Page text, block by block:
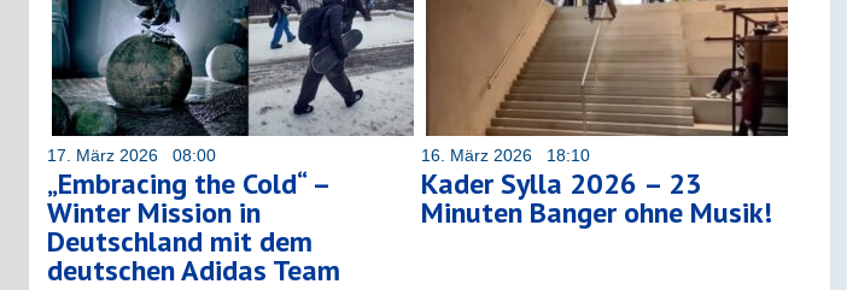
17. März 2026 08:00
„Embracing the Cold“ –
Winter Mission in
Deutschland mit dem
deutschen Adidas Team
16. März 2026 18:10
Kader Sylla 2026 – 23
Minuten Banger ohne Musik!